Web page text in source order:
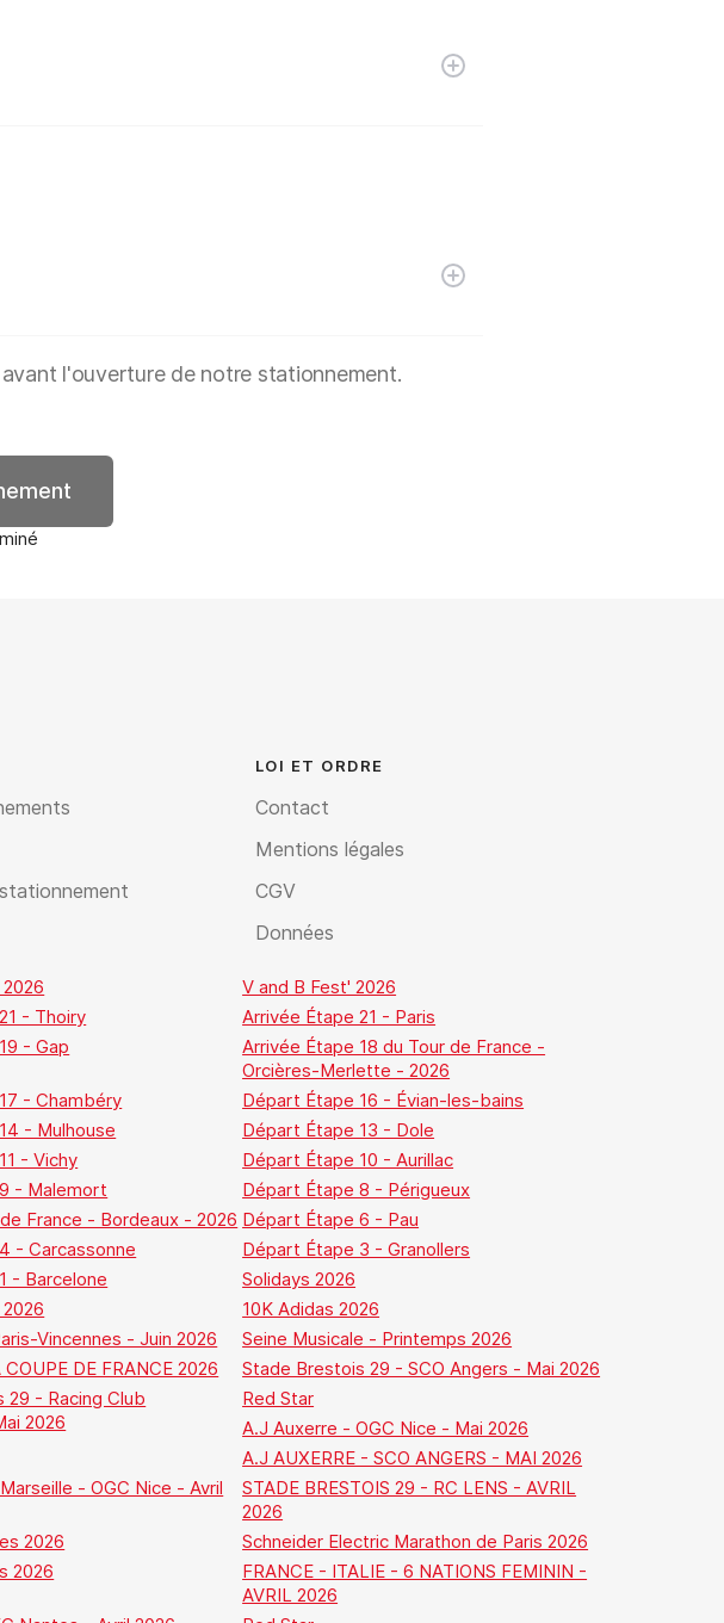
l'ouverture de notre stationnement.
LOI ET ORDRE
Contact
Mentions légales
CGV
Données
V and B Fest' 2026
- Thoiry
Arrivée Étape 21 - Paris
- Gap
Arrivée Étape 18 du Tour de France -
Orcières-Merlette - 2026
- Chambéry
Départ Étape 16 - Évian-les-bains
- Mulhouse
Départ Étape 13 - Dole
- Vichy
Départ Étape 10 - Aurillac
- Malemort
Départ Étape 8 - Périgueux
France - Bordeaux - 2026 Départ Étape 6 - Pau
- Carcassonne
Départ Étape 3 - Granollers
- Barcelone
Solidays 2026
10K Adidas 2026
Vincennes - Juin 2026
Seine Musicale - Printemps 2026
DE FRANCE 2026
Stade Brestois 29 - SCO Angers - Mai 2026
29 - Racing Club
2026
Red Star
A.J Auxerre - OGC Nice - Mai 2026
A.J AUXERRE - SCO ANGERS - MAI 2026
- OGC Nice - Avril
STADE BRESTOIS 29 - RC LENS - AVRIL
2026
2026
Schneider Electric Marathon de Paris 2026
2026
FRANCE - ITALIE - 6 NATIONS FEMININ -
AVRIL 2026